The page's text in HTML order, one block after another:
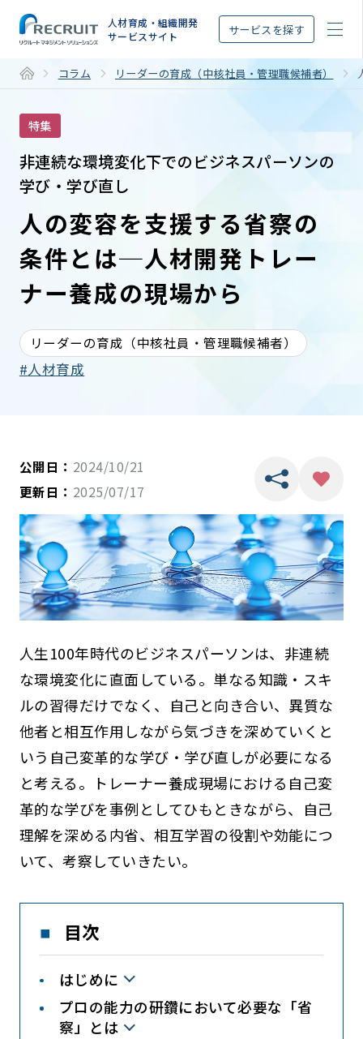
人材育成・組織開発
サービスサイト
サービスを探す
コラム リーダーの育成（中核社員・管理職候補者）
特集
非連続な環境変化下でのビジネスパーソンの
学び・学び直し
人の変容を支援する省察の
条件とは─人材開発トレー
ナー養成の現場から
リーダーの育成（中核社員・管理職候補者）
人材育成
公開日： 2024/10/21
更新日： 2025/07/17
人生100年時代のビジネスパーソンは、非連続
な環境変化に直面している。単なる知識・スキ
ルの習得だけでなく、自己と向き合い、異質な
他者と相互作用しながら気づきを深めていくと
いう自己変革的な学び・学び直しが必要になる
と考える。トレーナー養成現場における自己変
革的な学びを事例としてひもときながら、自己
理解を深める内省、相互学習の役割や効能につ
いて、考察していきたい。
目次
はじめに
プロの能力の研鑽において必要な「省
察」とは